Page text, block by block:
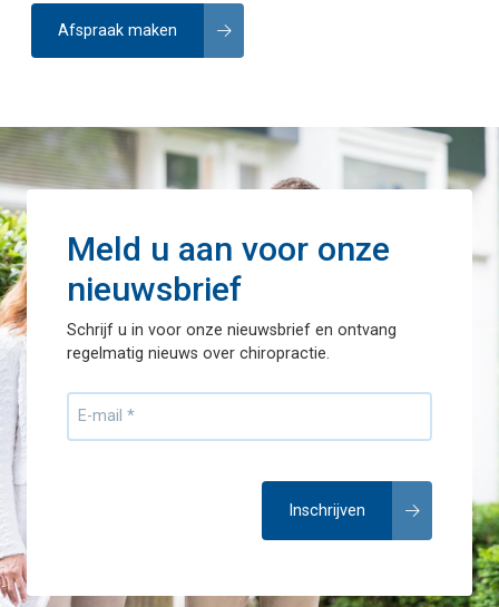
Afspraak maken
Meld u aan voor onze
nieuwsbrief
Schrijf u in voor onze nieuwsbrief en ontvang
regelmatig nieuws over chiropractie.